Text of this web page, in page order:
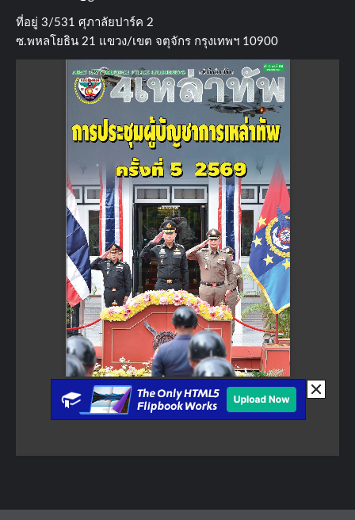
ที่อยู่​ 3/531​ ศุภาลัยปาร์ค​ 2
ซ.พหลโยธิน​ 21​ แขวง/เขต​ จตุจักร​ กรุงเทพฯ 10900